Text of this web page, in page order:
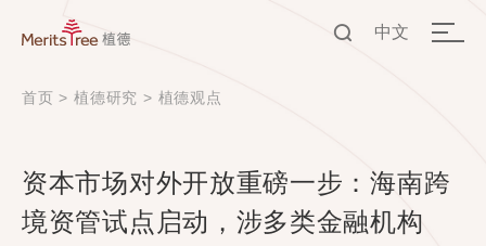
中文
首页 > 植德研究 > 植德观点
资本市场对外开放重磅一步：海南跨
境资管试点启动，涉多类金融机构